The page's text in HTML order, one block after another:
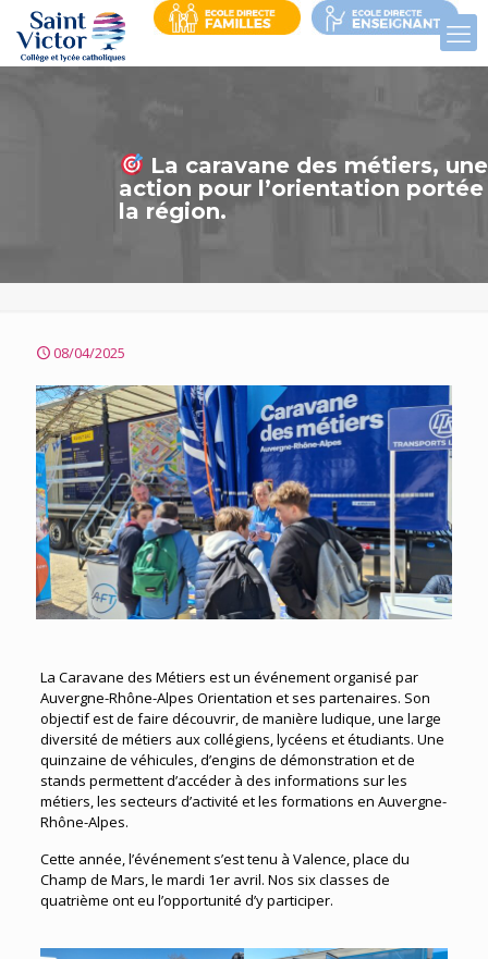
La caravane des métiers, une
action pour l’orientation
la région.
08/04/2025
La Caravane des Métiers est un événement organisé par
Auvergne-Rhône-Alpes Orientation et ses partenaires. Son
objectif est de faire découvrir, de manière ludique, une large
diversité de métiers aux collégiens, lycéens et étudiants. Une
quinzaine de véhicules, d’engins de démonstration et de
stands permettent d’accéder à des informations sur les
métiers, les secteurs d’activité et les formations en Auvergne-
Rhône-Alpes.
Cette année, l’événement s’est tenu à Valence, place du
Champ de Mars, le mardi 1er avril. Nos six classes de
quatrième ont eu l’opportunité d’y participer.